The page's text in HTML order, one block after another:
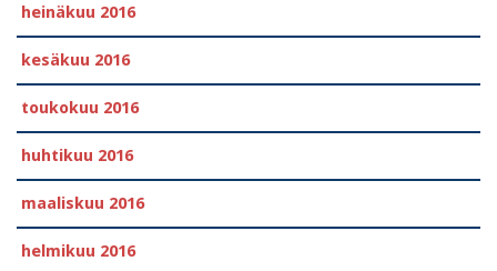
heinäkuu 2016
kesäkuu 2016
toukokuu 2016
huhtikuu 2016
maaliskuu 2016
helmikuu 2016